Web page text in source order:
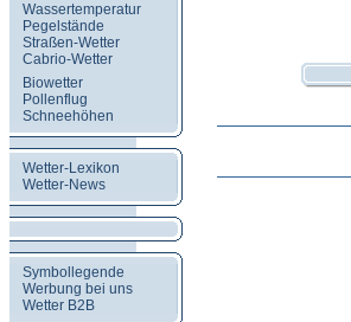
Wassertemperatur
Pegelstände
Straßen-Wetter
Cabrio-Wetter
Biowetter
Pollenflug
Schneehöhen
Wetter-Lexikon
Wetter-News
Symbollegende
Werbung bei uns
Wetter B2B